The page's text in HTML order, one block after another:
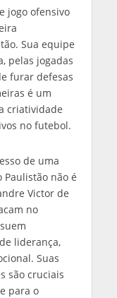
jogo ofensivo
Sua equipe
pelas jogadas
furar defesas
é um
criatividade
no futebol.
de uma
não é
Victor de
no
liderança,
Suas
são cruciais
para o